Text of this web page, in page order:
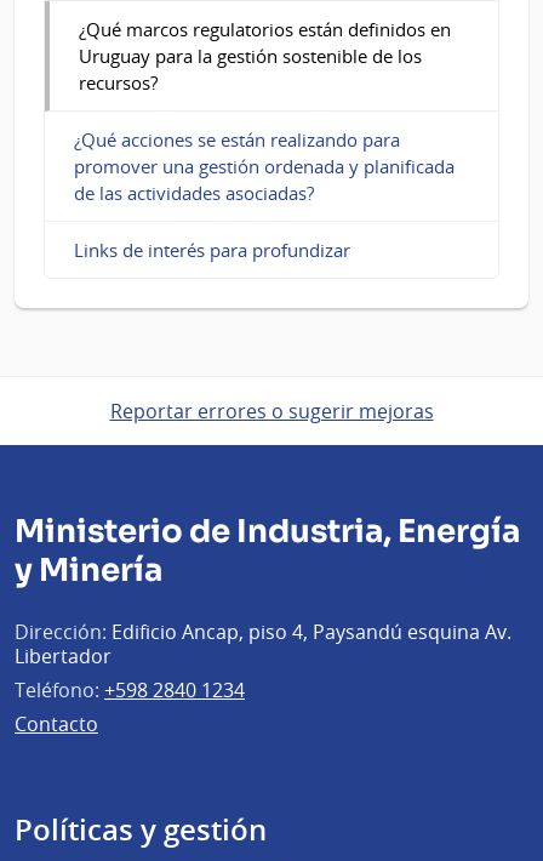
¿Qué marcos regulatorios están definidos en
Uruguay para la gestión sostenible de los
recursos?
¿Qué acciones se están realizando para
promover una gestión ordenada y planificada
de las actividades asociadas?
Links de interés para profundizar
Reportar errores o sugerir mejoras
Ministerio de Industria, Energía
y Minería
Dirección: Edificio Ancap, piso 4, Paysandú esquina Av.
Libertador
Teléfono: +598 2840 1234
Contacto
Políticas y gestión